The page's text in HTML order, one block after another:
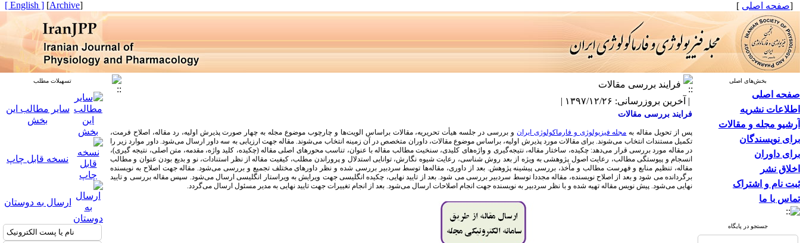
[صفحه اصلی ]
[
Archive
]
[ English ]
بخش‌های اصلی
صفحه اصلی
اطلاعات نشریه
آرشیو مجله و مقالات
برای نویسندگان
برای داوران
اخلاق نشر
ثبت نام و اشتراک
تماس با ما
جستجو در پایگاه
فرایند بررسی مقالات
| آخرین بروزرسانی: ۱۳۹۷/۱۲/۲۶ |
فرایند بررسی مقالات
پس از تحویل مقاله به مجله فیزیولوژی و فارماکولوژی ایران و بررسی در جلسه هیأت تحریریه، مقالات براساس الویت‌ها و چارچوب موضوع مجله به چهار صورت پذیرش اولیه، رد مقاله، اصلاح فرمت،
تکمیل مستندات انتخاب می‌شوند. برای مقالات مورد پذیرش اولیه، براساس موضوع مقالات، داوران متخصص در آن زمینه انتخاب می‌شوند. مقاله جهت ارزیابی به سه داور ارسال می‌شود.داور موارد زیر را
در مقاله مورد بررسی قرار می‌دهد: چکیده، ساختار مقاله، نتیجه‌گیری و واژه‌های کلیدی، سنخیت مطالب مقاله با عنوان، تناسب محورهای اصلی مقاله (چکیده، کلید واژه، مقدمه، متن اصلی، نتیجه گیری)،
انسجام و پیوستگی مطالب، رعایت اصول پژوهشی به ویژه از بعد روش شناسی، رعایت شیوه نگارش، توانایی استدلال و پروراندن مطلب، کیفیت مقاله از نظر استنادات، نو و بدیع بودن عنوان و مطالب
مقاله، تنظیم منابع و فهرست مطالب و مآخذ، بررسی پیشینه پژوهش.بعد از داوری، مقاله‌ها توسط سردبیر بررسی شده و نظر داورهای مختلف تجمیع و بررسی می‌شود. مقاله جهت اصلاح به نویسنده
برگردانده می شود و بعد از اصلاح نویسنده، مقاله مجددا توسط سردبیر بررسی می شود. بعد از تایید نهایی، چکیده انگلیسی جهت ویرایش به ویراستار انگلیسی ارسال می‌شود. سپس مقاله بررسی و تایید
نهایی می‌شود. پیش نویس مقاله تهیه شده و با نظر سردبیر به نویسنده جهت انجام اصلاحات ارسال می‌شود. بعد از انجام تغییرات جهت تایید نهایی به مدیر مسئول ارسال می‌گردد.
تسهیلات مطلب
سایر مطالب این
بخش
نسخه قابل چاپ
ارسال به دوستان